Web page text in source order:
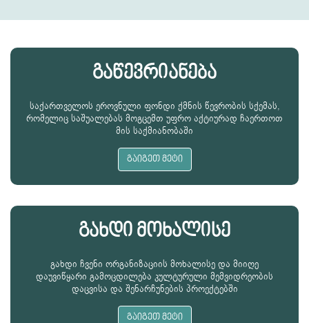
გაწევრიანება
საქართველოს ეროვნული ფონდი ქმნის წევრობის სქემას,
რომელიც საშუალებას მოგცემთ უფრო აქტიურად ჩაერთოთ
მის საქმიანობაში
გაიგეთ მეტი
გახდი მოხალისე
გახდი ჩვენი ორგანიზაციის მოხალისე და მიიღე
დაუვიწყარი გამოცდილება კულტურული მემვიდრეობის
დაცვისა და შენარჩუნების პროექტებში
გაიგეთ მეტი